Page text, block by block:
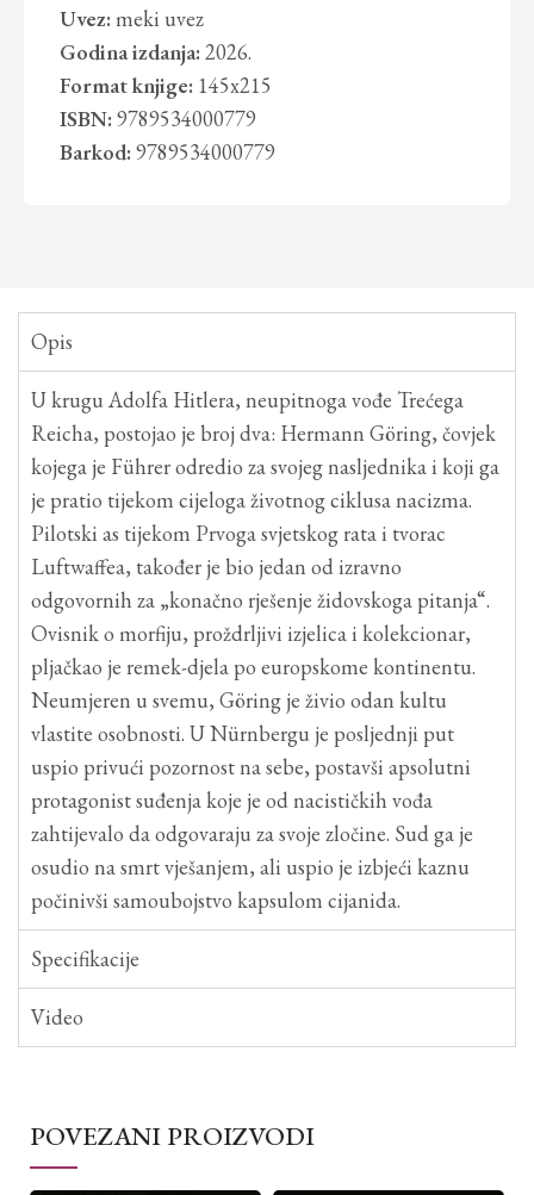
Uvez: meki uvez
Godina izdanja: 2026.
Format knjige: 145x215
ISBN: 9789534000779
Barkod: 9789534000779
Opis
U krugu Adolfa Hitlera, neupitnoga vođe Trećega
Reicha, postojao je broj dva: Hermann Göring, čovjek
kojega je Führer odredio za svojeg nasljednika i koji ga
je pratio tijekom cijeloga životnog ciklusa nacizma.
Pilotski as tijekom Prvoga svjetskog rata i tvorac
Luftwaffea, također je bio jedan od izravno
odgovornih za „konačno rješenje židovskoga pitanja“.
Ovisnik o morfiju, proždrljivi izjelica i kolekcionar,
pljačkao je remek-djela po europskome kontinentu.
Neumjeren u svemu, Göring je živio odan kultu
vlastite osobnosti. U Nürnbergu je posljednji put
uspio privući pozornost na sebe, postavši apsolutni
protagonist suđenja koje je od nacističkih vođa
zahtijevalo da odgovaraju za svoje zločine. Sud ga je
osudio na smrt vješanjem, ali uspio je izbjeći kaznu
počinivši samoubojstvo kapsulom cijanida.
Specifikacije
Video
POVEZANI PROIZVODI